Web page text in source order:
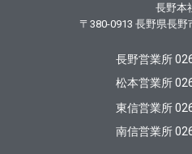
長野
〒380-0913 長野県長野
長野営業所
松本営業所
東信営業所
南信営業所